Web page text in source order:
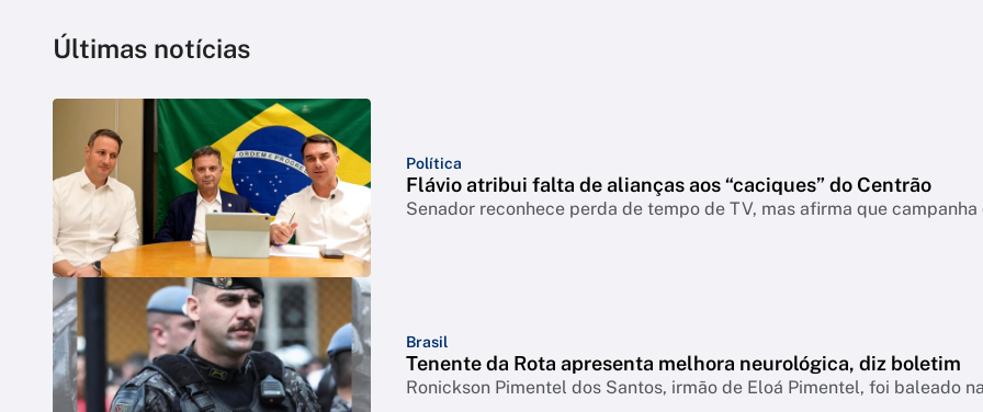
Últimas notícias
Política
Flávio atribui falta de alianças aos “caciques” do Centrão
Senador reconhece perda de tempo de TV, mas afirma que
Brasil
Tenente da Rota apresenta melhora neurológica, diz boletim
Ronickson Pimentel dos Santos, irmão de Eloá Pimentel, foi baleado